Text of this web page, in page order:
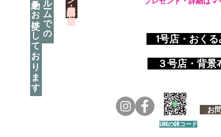
お買い物の予約をお受けしております 1号店・おく
​ ３号店・背
お
LINEのQRコード